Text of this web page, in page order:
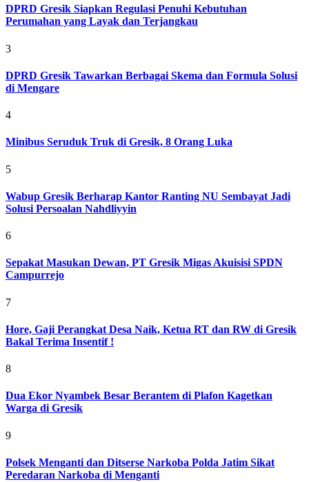
DPRD Gresik Siapkan Regulasi Penuhi Kebutuhan
Perumahan yang Layak dan Terjangkau
3
DPRD Gresik Tawarkan Berbagai Skema dan Formula Solusi
di Mengare
4
Minibus Seruduk Truk di Gresik, 8 Orang Luka
5
Wabup Gresik Berharap Kantor Ranting NU Sembayat Jadi
Solusi Persoalan Nahdliyyin
6
Sepakat Masukan Dewan, PT Gresik Migas Akuisisi SPDN
Campurrejo
7
Hore, Gaji Perangkat Desa Naik, Ketua RT dan RW di Gresik
Bakal Terima Insentif !
8
Dua Ekor Nyambek Besar Berantem di Plafon Kagetkan
Warga di Gresik
9
Polsek Menganti dan Ditserse Narkoba Polda Jatim Sikat
Peredaran Narkoba di Menganti